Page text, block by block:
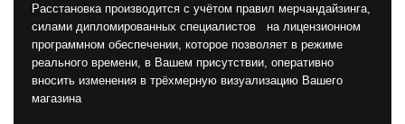
Расстановка производится с учётом правил мерчандайзинга,
силами дипломированных специалистов на лицензионном
программном обеспечении, которое позволяет в режиме
реального времени, в Вашем присутствии, оперативно
вносить изменения в трёхмерную визуализацию Вашего
магазина